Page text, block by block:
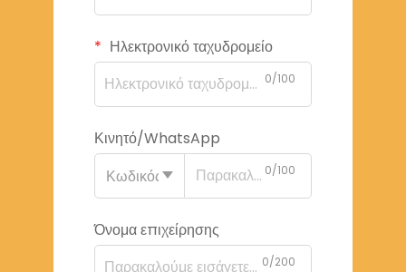
Ηλεκτρονικό ταχυδρομείο
0/100
Κινητό/WhatsApp
Κωδικός
0/100
Όνομα επιχείρησης
0/200